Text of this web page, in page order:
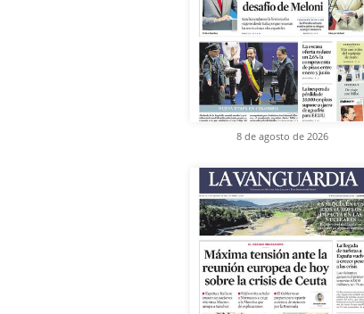
8 de agosto de 2026